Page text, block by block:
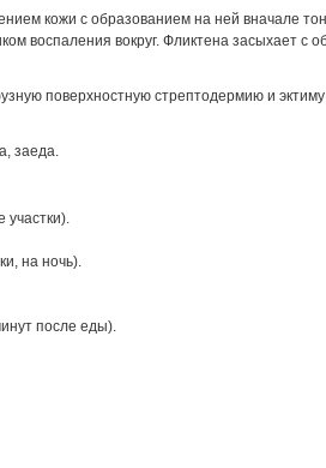
кожи с образованием на ней вначале
воспаления вокруг. Фликтена засыхает с
поверхностную стрептодермию и
заеда.
на ночь).
после еды).